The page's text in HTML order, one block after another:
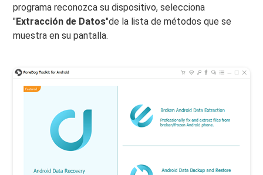
programa reconozca su dispositivo, selecciona
"Extracción de Datos"de la lista de métodos que se
muestra en su pantalla.